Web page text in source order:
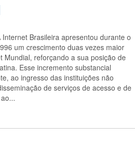
Brasileira apresentou durante o
um crescimento duas vezes maior
Mundial, reforçando a sua posição de
Esse incremento substancial
ao ingresso das instituições não
de serviços de acesso e de